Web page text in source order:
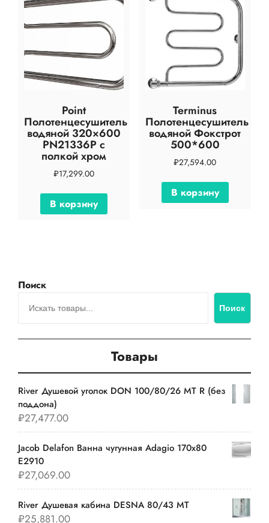
Point
Полотенцесушитель
водяной 320×600
PN21336P с
полкой хром
₽17,299.00
В корзину
Terminus
Полотенцесушитель
водяной Фокстрот
500*600
₽27,594.00
В корзину
Поиск
Поиск
Товары
River Душевой уголок DON 100/80/26 MT R (без
поддона)
₽27,477.00
Jacob Delafon Ванна чугунная Adagio 170х80
E2910
₽27,069.00
River Душевая кабина DESNA 80/43 MT
₽25,881.00